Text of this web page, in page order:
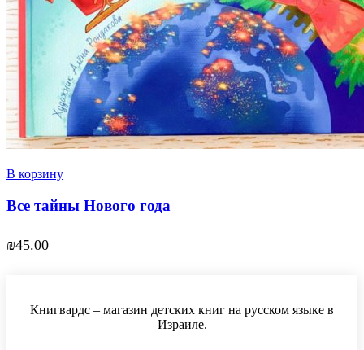
В корзину
Все тайны Нового года
₪45.00
Книгвардс – магазин детских книг на русском языке в
Израиле.